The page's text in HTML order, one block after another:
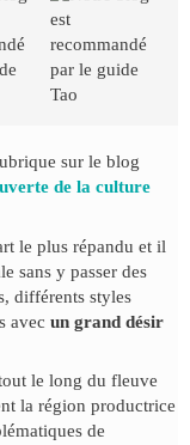
sur le blog
de la culture
le plus répandu et il
sans y passer des
différents styles
avec un grand désir
le long du fleuve
la région productrice
de